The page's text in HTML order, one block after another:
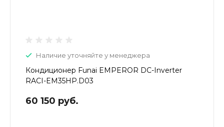
Наличие уточняйте у менеджера
Кондиционер Funai EMPEROR DC-Inverter
RACI-EM35HP.D03
60 150 руб.